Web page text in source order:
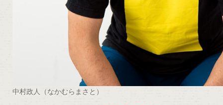
中村政人（なかむらまさと）